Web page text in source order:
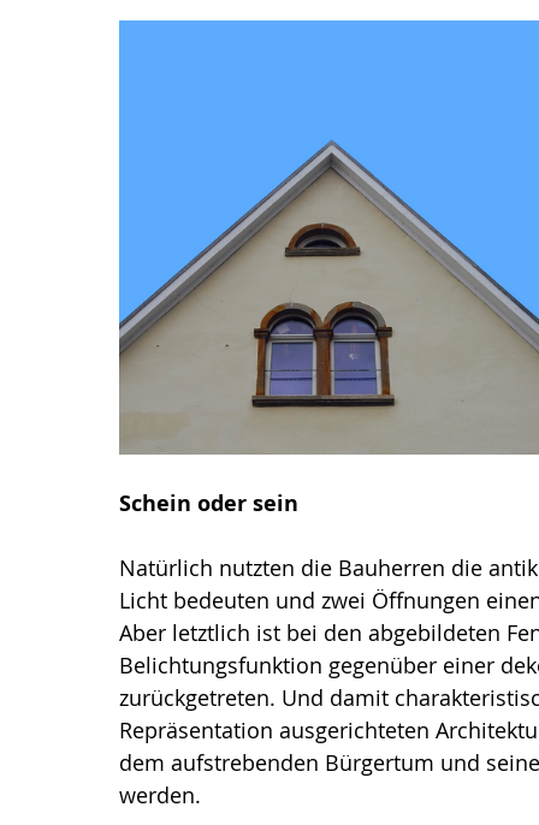
Schein oder sein
Natürlich nutzten die Bauherren die
Licht bedeuten und zwei Öffnungen
Aber letztlich ist bei den abgebildeten
Belichtungsfunktion gegenüber einer
zurückgetreten. Und damit
Repräsentation ausgerichteten
dem aufstrebenden Bürgertum und
werden.